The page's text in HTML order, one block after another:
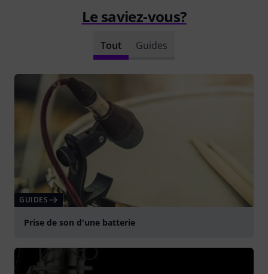
Le saviez-vous?
Tout Guides
GUIDES
Prise de son d'une batterie